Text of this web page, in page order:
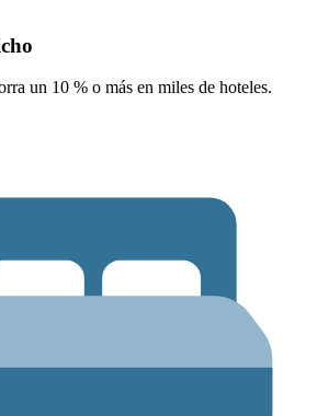
un 10 % o más en miles de hoteles.